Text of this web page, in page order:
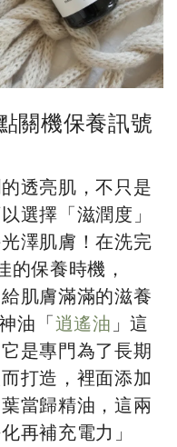
關機保養訊號
透亮肌，不只是
選擇「滋潤度」
澤肌膚！在洗完
的保養時機，
肌膚滿滿的滋養
油「 逍遙油 」這
是專門為了長期
打造，裡面添加
當歸精油，這兩
再補充電力」